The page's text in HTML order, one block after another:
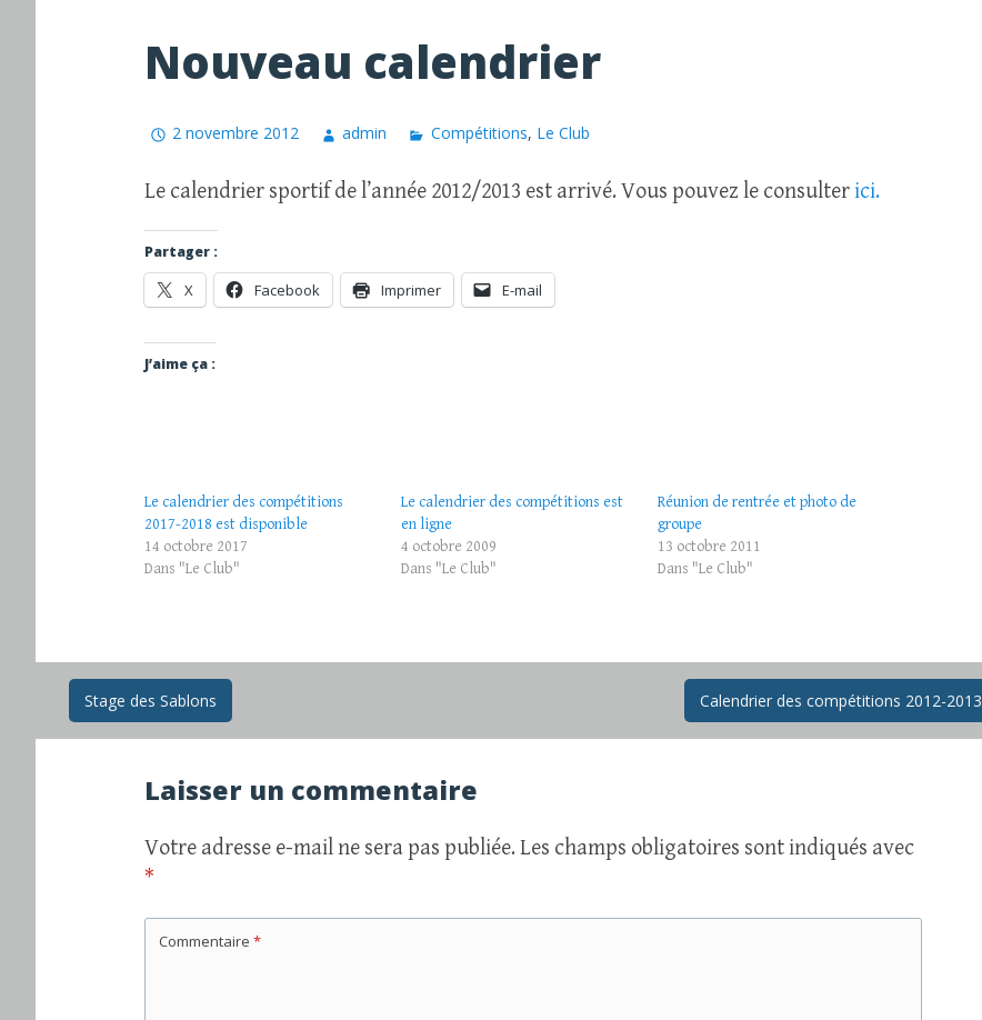
Nouveau calendrier
2 novembre 2012 admin Compétitions, Le Club
Le calendrier sportif de l’année 2012/2013 est arrivé. Vous pouvez le consulterici.
Partager :
X Facebook Imprimer E-mail
J’aime ça :
Le calendrier des compétitions
2017-2018 est disponible
14 octobre 2017
Dans "Le Club"
Le calendrier des compétitions est
en ligne
4 octobre 2009
Dans "Le Club"
Réunion de rentrée et photo de
groupe
13 octobre 2011
Dans "Le Club"
Navigation
articles
Stage des Sablons Calendrier des compétitions 2012-2013
Laisser un commentaire
Votre adresse e-mail ne sera pas publiée. Les champs obligatoires sont indiqués avec
*
Commentaire *